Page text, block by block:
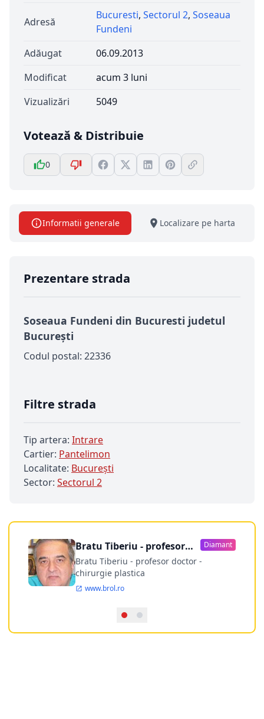
Adresă
Bucuresti, Sectorul 2, Soseaua
Fundeni
Adăugat
06.09.2013
Modificat
acum 3 luni
Vizualizări
5049
Votează & Distribuie
0
Informatii generale Localizare pe harta
Prezentare strada
Soseaua Fundeni din Bucuresti judetul
București
Codul postal: 22336
Filtre strada
Tip artera: Intrare
Cartier: Pantelimon
Localitate: Bucureşti
Sector: Sectorul 2
Bratu Tiberiu - profesor
doctor
Diamant
Bratu Tiberiu - profesor doctor -
chirurgie plastica
www.brol.ro